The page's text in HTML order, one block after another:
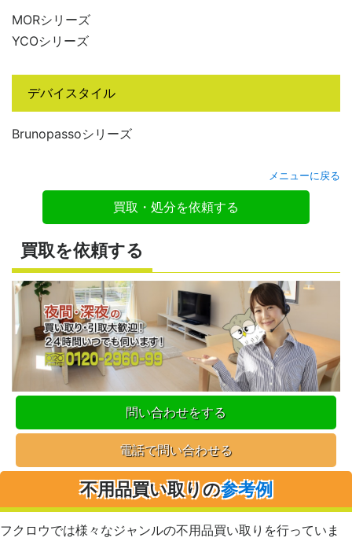
MORシリーズ
YCOシリーズ
デバイスタイル
Brunopassoシリーズ
メニューに戻る
買取・処分を依頼する
買取を依頼する
問い合わせをする
電話で問い合わせる
不用品買い取りの参考例
フクロウでは様々なジャンルの不用品買い取りを行っていま